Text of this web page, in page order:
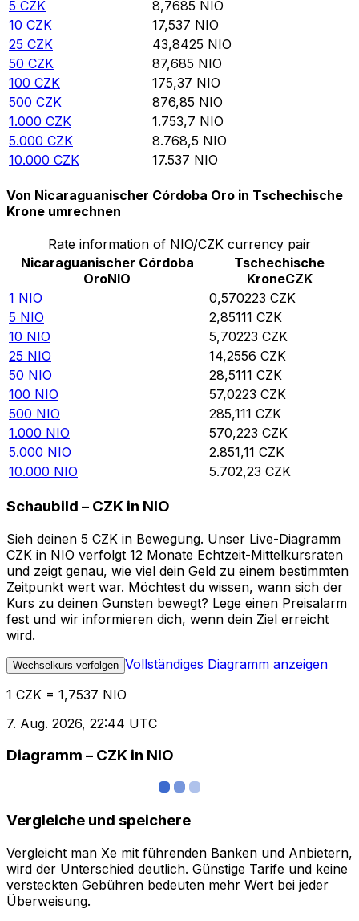
5 CZK 8,7685 NIO
10 CZK 17,537 NIO
25 CZK 43,8425 NIO
50 CZK 87,685 NIO
100 CZK 175,37 NIO
500 CZK 876,85 NIO
1.000 CZK 1.753,7 NIO
5.000 CZK 8.768,5 NIO
10.000 CZK 17.537 NIO
Von Nicaraguanischer Córdoba Oro in Tschechische
Krone umrechnen
Rate information of NIO/CZK currency pair
Nicaraguanischer Córdoba
OroNIO
Tschechische
KroneCZK
1 NIO 0,570223 CZK
5 NIO 2,85111 CZK
10 NIO 5,70223 CZK
25 NIO 14,2556 CZK
50 NIO 28,5111 CZK
100 NIO 57,0223 CZK
500 NIO 285,111 CZK
1.000 NIO 570,223 CZK
5.000 NIO 2.851,11 CZK
10.000 NIO 5.702,23 CZK
Schaubild – CZK in NIO
Sieh deinen 5 CZK in Bewegung. Unser Live-Diagramm
CZK in NIO verfolgt 12 Monate Echtzeit-Mittelkursraten
und zeigt genau, wie viel dein Geld zu einem bestimmten
Zeitpunkt wert war. Möchtest du wissen, wann sich der
Kurs zu deinen Gunsten bewegt? Lege einen Preisalarm
fest und wir informieren dich, wenn dein Ziel erreicht
wird.
Wechselkurs verfolgen Vollständiges Diagramm anzeigen
1 CZK = 1,7537 NIO
7. Aug. 2026, 22:44 UTC
Diagramm – CZK in NIO
Vergleiche und speichere
Vergleicht man Xe mit führenden Banken und Anbietern,
wird der Unterschied deutlich. Günstige Tarife und keine
versteckten Gebühren bedeuten mehr Wert bei jeder
Überweisung.